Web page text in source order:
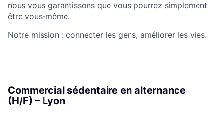
nous vous garantissons que vous pourrez simplement
être vous‑même.
Notre mission : connecter les gens, améliorer les vies.
Commercial sédentaire en alternance
(H/F) – Lyon